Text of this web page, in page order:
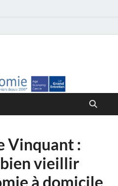
Marché
Vinquant :
vieillir
à domicile